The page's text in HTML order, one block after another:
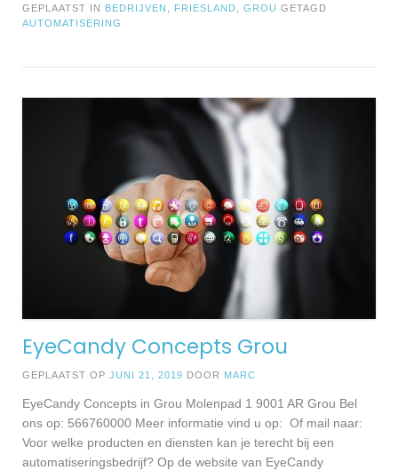
GEPLAATST IN BEDRIJVEN FRIESLAND GROU GETAGD
AUTOMATISERING
EyeCandy Concepts Grou
GEPLAATST OP JUNI 21, 2019 DOOR MARC
EyeCandy Concepts in Grou Molenpad 1 9001 AR Grou Bel
ons op: 566760000 Meer informatie vind u op: Of mail naar:
Voor welke producten en diensten kan je terecht bij een
automatiseringsbedrijf? Op de website van EyeCandy